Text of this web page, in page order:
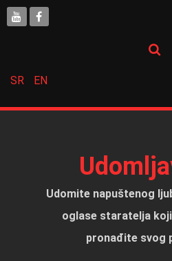
SR EN
Udomite napuštenog
oglase staratelja
pronađite svog